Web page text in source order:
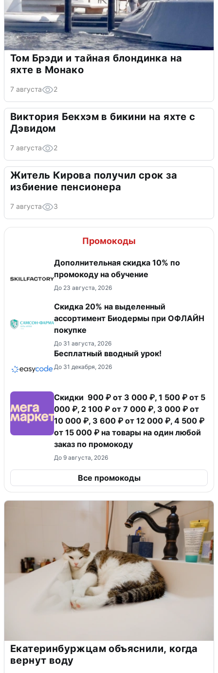
Том Брэди и тайная блондинка на
яхте в Монако
7 августа 2
Виктория Бекхэм в бикини на яхте с
Дэвидом
7 августа 2
Житель Кирова получил срок за
избиение пенсионера
7 августа 3
Промокоды
Дополнительная скидка 10% по
промокоду на обучение
До 23 августа, 2026
Скидка 20% на выделенный
ассортимент Биодермы при ОФЛАЙН
покупке
До 31 августа, 2026
Бесплатный вводный урок!
До 31 декабря, 2026
Скидки 900 ₽ от 3 000 ₽, 1 500 ₽ от 5
000 ₽, 2 100 ₽ от 7 000 ₽, 3 000 ₽ от
10 000 ₽, 3 600 ₽ от 12 000 ₽, 4 500 ₽
от 15 000 ₽ на товары на один любой
заказ по промокоду
До 9 августа, 2026
Все промокоды
Екатеринбуржцам объяснили, когда
вернут воду